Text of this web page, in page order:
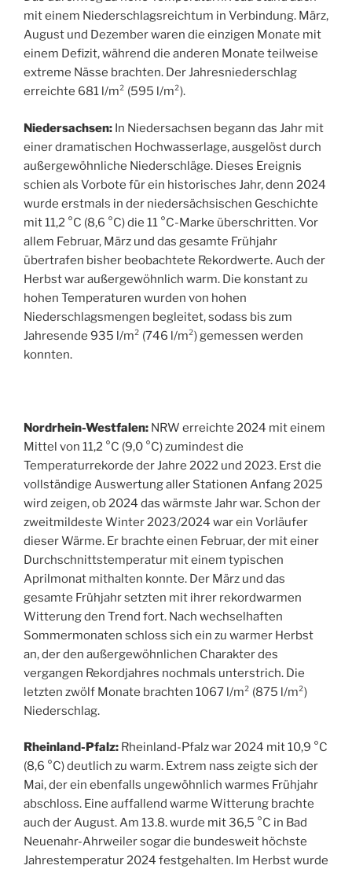
mit einem Niederschlagsreichtum in Verbindung. März,
August und Dezember waren die einzigen Monate mit
einem Defizit, während die anderen Monate teilweise
extreme Nässe brachten. Der Jahresniederschlag
erreichte 681 l/m² (595 l/m²).
Niedersachsen: In Niedersachsen begann das Jahr mit
einer dramatischen Hochwasserlage, ausgelöst durch
außergewöhnliche Niederschläge. Dieses Ereignis
schien als Vorbote für ein historisches Jahr, denn 2024
wurde erstmals in der niedersächsischen Geschichte
mit 11,2 °C (8,6 °C) die 11 °C-Marke überschritten. Vor
allem Februar, März und das gesamte Frühjahr
übertrafen bisher beobachtete Rekordwerte. Auch der
Herbst war außergewöhnlich warm. Die konstant zu
hohen Temperaturen wurden von hohen
Niederschlagsmengen begleitet, sodass bis zum
Jahresende 935 l/m² (746 l/m²) gemessen werden
konnten.
Nordrhein-Westfalen: NRW erreichte 2024 mit einem
Mittel von 11,2 °C (9,0 °C) zumindest die
Temperaturrekorde der Jahre 2022 und 2023. Erst die
vollständige Auswertung aller Stationen Anfang 2025
wird zeigen, ob 2024 das wärmste Jahr war. Schon der
zweitmildeste Winter 2023/2024 war ein Vorläufer
dieser Wärme. Er brachte einen Februar, der mit einer
Durchschnittstemperatur mit einem typischen
Aprilmonat mithalten konnte. Der März und das
gesamte Frühjahr setzten mit ihrer rekordwarmen
Witterung den Trend fort. Nach wechselhaften
Sommermonaten schloss sich ein zu warmer Herbst
an, der den außergewöhnlichen Charakter des
vergangen Rekordjahres nochmals unterstrich. Die
letzten zwölf Monate brachten 1067 l/m² (875 l/m²)
Niederschlag.
Rheinland-Pfalz: Rheinland-Pfalz war 2024 mit 10,9 °C
(8,6 °C) deutlich zu warm. Extrem nass zeigte sich der
Mai, der ein ebenfalls ungewöhnlich warmes Frühjahr
abschloss. Eine auffallend warme Witterung brachte
auch der August. Am 13.8. wurde mit 36,5 °C in Bad
Neuenahr-Ahrweiler sogar die bundesweit höchste
Jahrestemperatur 2024 festgehalten. Im Herbst wurde